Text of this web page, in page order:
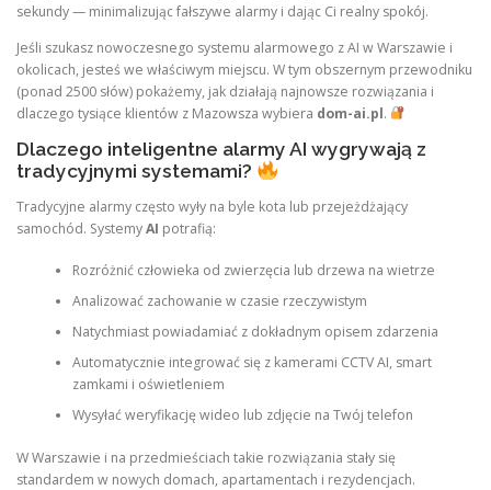
sekundy — minimalizując fałszywe alarmy i dając Ci realny spokój.
Jeśli szukasz nowoczesnego systemu alarmowego z AI w Warszawie i
okolicach, jesteś we właściwym miejscu. W tym obszernym przewodniku
(ponad 2500 słów) pokażemy, jak działają najnowsze rozwiązania i
dlaczego tysiące klientów z Mazowsza wybiera dom-ai.pl.
Dlaczego inteligentne alarmy AI wygrywają z
tradycyjnymi systemami?
Tradycyjne alarmy często wyły na byle kota lub przejeżdżający
samochód. SystemyAI potrafią:
Rozróżnić człowieka od zwierzęcia lub drzewa na wietrze
Analizować zachowanie w czasie rzeczywistym
Natychmiast powiadamiać z dokładnym opisem zdarzenia
Automatycznie integrować się z kamerami CCTV AI, smart
zamkami i oświetleniem
Wysyłać weryfikację wideo lub zdjęcie na Twój telefon
W Warszawie i na przedmieściach takie rozwiązania stały się
standardem w nowych domach, apartamentach i rezydencjach.